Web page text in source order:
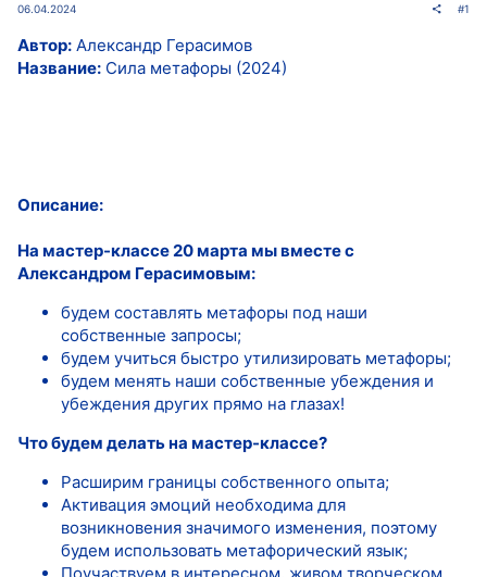
06.04.2024 #1
Автор: Александр Герасимов
Название: Сила метафоры (2024)
Описание:
На мастер-классе 20 марта мы вместе с
Александром Герасимовым:
будем составлять метафоры под наши
собственные запросы;
будем учиться быстро утилизировать метафоры;
будем менять наши собственные убеждения и
убеждения других прямо на глазах!
Что будем делать на мастер-классе?
Расширим границы собственного опыта;
Активация эмоций необходима для
возникновения значимого изменения, поэтому
будем использовать метафорический язык;
Поучаствуем в интересном, живом творческом